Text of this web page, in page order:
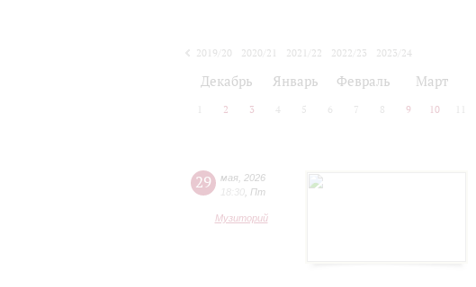
2019/20 2020/21 2021/22 2022/23
2023/24
Декабрь Январь Февраль Март
2 3 4 5 6 7 8 9 10
29 мая 2026
18:30 Пт
Музиторий